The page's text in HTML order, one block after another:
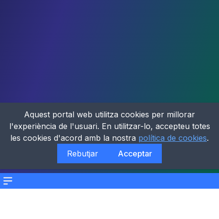
Menu
Aquest portal web utilitza cookies per millorar
l'experiència de l'usuari. En utilitzar-lo, accepteu totes
les cookies d'acord amb la nostra política de cookies.
Rebutjar
Acceptar